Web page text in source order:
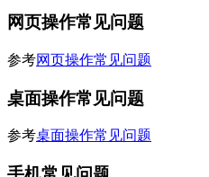
网页操作常见问题
参考网页操作常见问题
桌面操作常见问题
参考桌面操作常见问题